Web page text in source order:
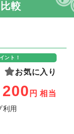
較
ント！
お気に入り
200 円 相当
利用